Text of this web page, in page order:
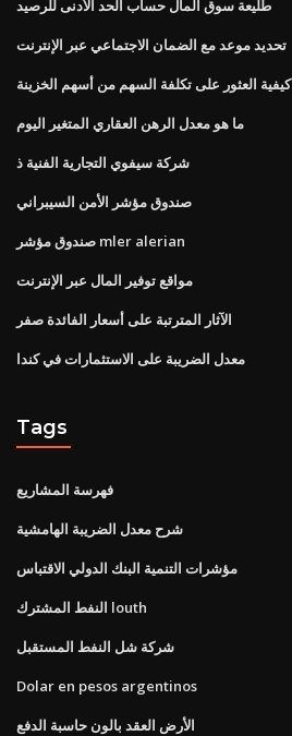
طليعة سوق المال حساب الحد الأدنى للرصيد
تحديد موعد مع الضمان الاجتماعي عبر الإنترنت
كيفية العثور على تكلفة السهم من أسهم الخزينة
ما هو معدل الرهن العقاري المتغير اليوم
شركة سيفوي التجارية الفنية ذ
صندوق مؤشر الأمن السيبراني
صندوق مؤشر mler alerian
مواقع توفير المال عبر الإنترنت
الآثار المترتبة على أسعار الفائدة صفر
معدل الضريبة على الاستثمارات في كندا
Tags
فهرسة المشاريع
شرح معدل الضريبة الهامشية
مؤشرات التنمية البنك الدولي الاقتباس
النفط المشترك louth
شركة شل النفط المستقبل
Dolar en pesos argentinos
الأرض العقد بالون حاسبة الدفع